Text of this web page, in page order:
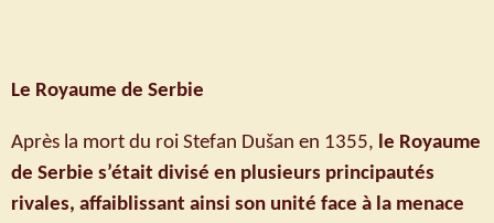
Le Royaume de Serbie
Après la mort du roi Stefan Dušan en 1355, le Royaume
de Serbie s’était divisé en plusieurs principautés
rivales, affaiblissant ainsi son unité face à la menace